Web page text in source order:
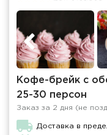
Кофе-брейк с
25-30 персон
Заказ за 2 дня (не
Доставка в